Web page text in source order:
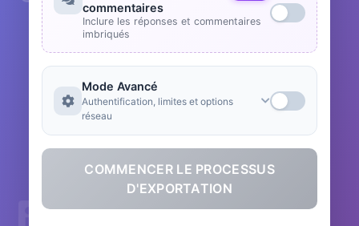
commentaires
Inclure les réponses et commentaires
imbriqués
Mode Avancé
Authentification, limites et options
réseau
COMMENCER LE PROCESSUS
D'EXPORTATION